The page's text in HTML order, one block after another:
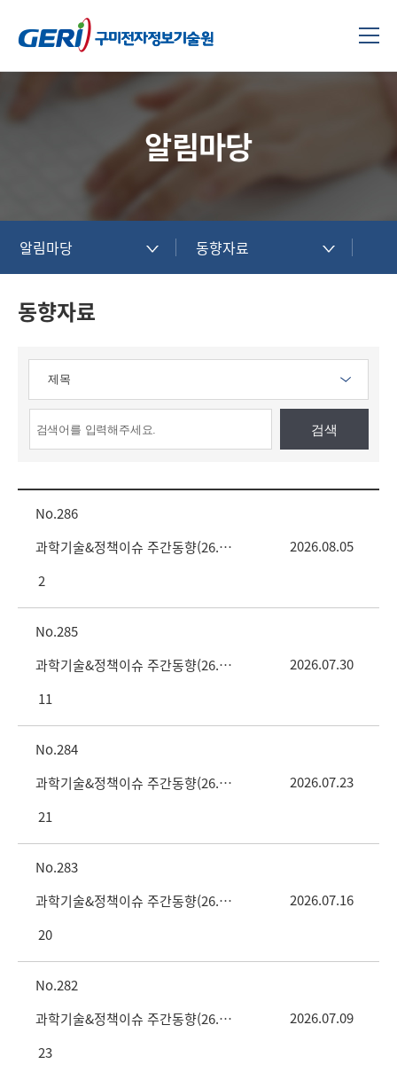
알림마당
알림마당 동향자료
동향자료
검색
286
과학기술&정책이슈 주간동향(26. 8.6 vol.31호)
2026.08.05
2
285
과학기술&정책이슈 주간동향(26. 7.30 vol.30호)
2026.07.30
11
284
과학기술&정책이슈 주간동향(26. 7.23 vol.29호)
2026.07.23
21
283
과학기술&정책이슈 주간동향(26. 7.16 vol.28호)
2026.07.16
20
282
과학기술&정책이슈 주간동향(26. 7. 9 vol.27호)
2026.07.09
23